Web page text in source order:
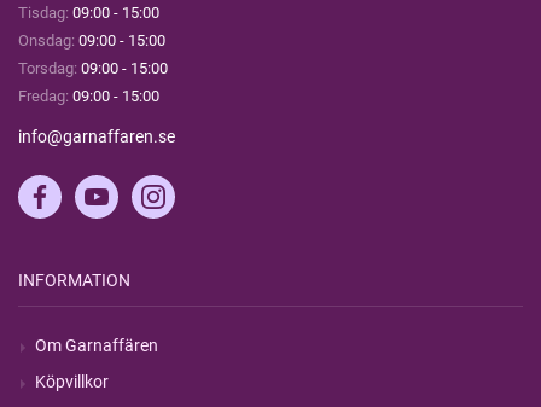
Tisdag: 09:00 - 15:00
Onsdag: 09:00 - 15:00
Torsdag: 09:00 - 15:00
Fredag: 09:00 - 15:00
info@garnaffaren.se
INFORMATION
Om Garnaffären
Köpvillkor